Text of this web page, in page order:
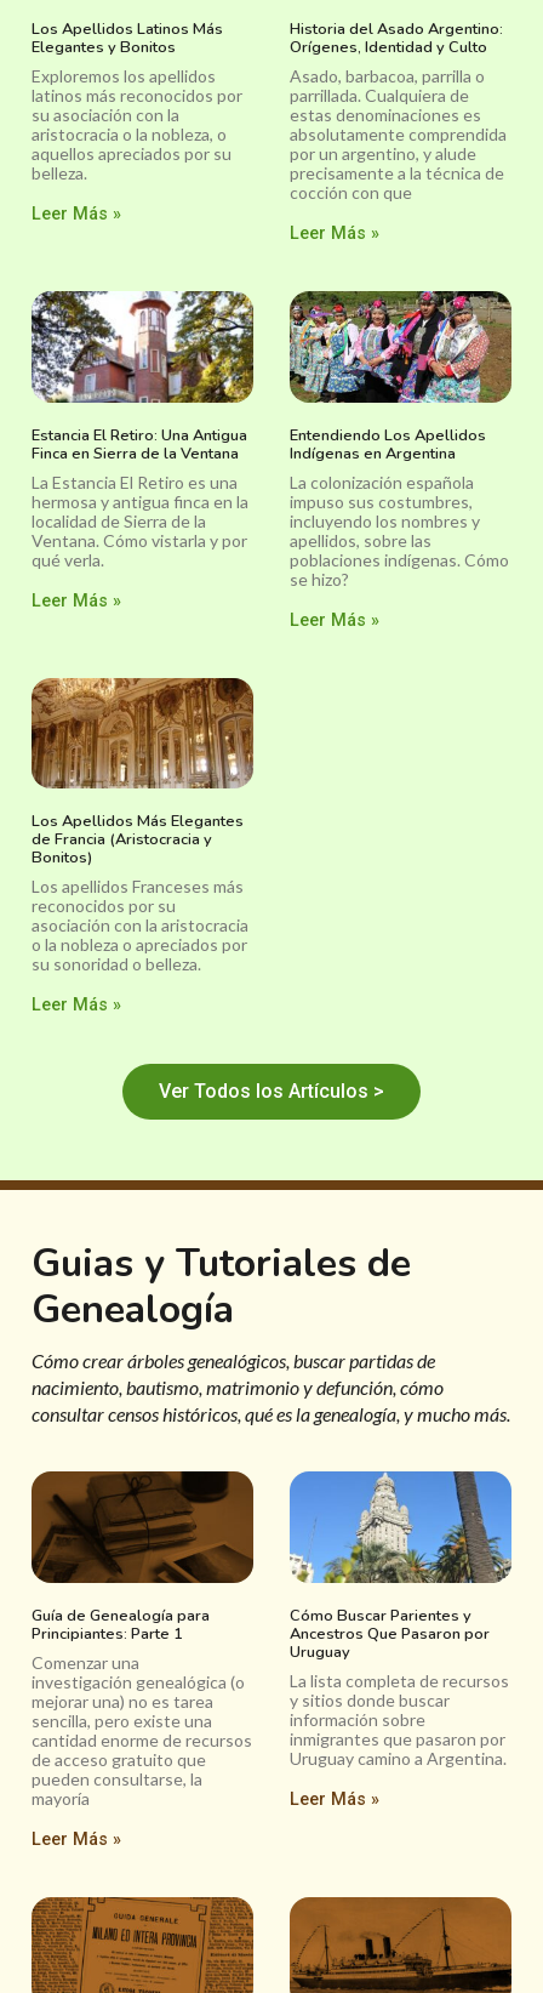
Los Apellidos Latinos Más
Elegantes y Bonitos
Exploremos los apellidos
latinos más reconocidos por
su asociación con la
aristocracia o la nobleza, o
aquellos apreciados por su
belleza.
Leer Más »
Historia del Asado Argentino:
Orígenes, Identidad y Culto
Asado, barbacoa, parrilla o
parrillada. Cualquiera de
estas denominaciones es
absolutamente comprendida
por un argentino, y alude
precisamente a la técnica de
cocción con que
Leer Más »
Estancia El Retiro: Una Antigua
Finca en Sierra de la Ventana
La Estancia El Retiro es una
hermosa y antigua finca en la
localidad de Sierra de la
Ventana. Cómo vistarla y por
qué verla.
Leer Más »
Entendiendo Los Apellidos
Indígenas en Argentina
La colonización española
impuso sus costumbres,
incluyendo los nombres y
apellidos, sobre las
poblaciones indígenas. Cómo
se hizo?
Leer Más »
Los Apellidos Más Elegantes
de Francia (Aristocracia y
Bonitos)
Los apellidos Franceses más
reconocidos por su
asociación con la aristocracia
o la nobleza o apreciados por
su sonoridad o belleza.
Leer Más »
Ver Todos los Artículos >
Guias y Tutoriales de
Genealogía
Cómo crear árboles genealógicos, buscar partidas de
nacimiento, bautismo, matrimonio y defunción, cómo
consultar censos históricos, qué es la genealogía, y mucho más.
Guía de Genealogía para
Principiantes: Parte 1
Comenzar una
investigación genealógica (o
mejorar una) no es tarea
sencilla, pero existe una
cantidad enorme de recursos
de acceso gratuito que
pueden consultarse, la
mayoría
Leer Más »
Cómo Buscar Parientes y
Ancestros Que Pasaron por
Uruguay
La lista completa de recursos
y sitios donde buscar
información sobre
inmigrantes que pasaron por
Uruguay camino a Argentina.
Leer Más »